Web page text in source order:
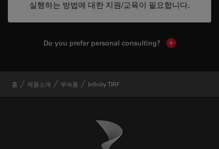
실행하는 방법에 대한 지원/교육이 필요합니다.
Do you prefer personal consulting? Show local
홈 제품소개 부속품 Infinity TIRF
Danaher Logo